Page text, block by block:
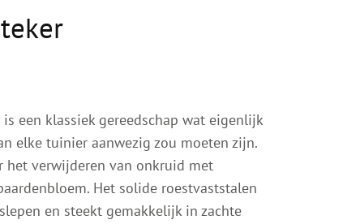
een klassiek gereedschap wat eigenlijk
elke tuinier aanwezig zou moeten zijn.
het verwijderen van onkruid met
Het solide roestvaststalen
en steekt gemakkelijk in zachte